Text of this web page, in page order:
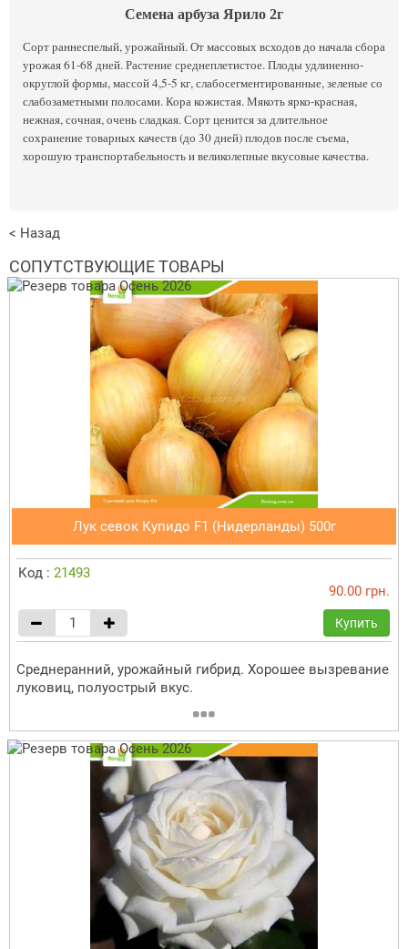
Семена арбуза Ярило 2г
Сорт раннеспелый, урожайный. От массовых всходов до начала сбора
урожая 61-68 дней. Растение среднеплетистое. Плоды удлиненно-
округлой формы, массой 4,5-5 кг, слабосегментированные, зеленые со
слабозаметными полосами. Кора кожистая. Мякоть ярко-красная,
нежная, сочная, очень сладкая. Сорт ценится за длительное
сохранение товарных качеств (до 30 дней) плодов после съема,
хорошую транспортабельность и великолепные вкусовые качества.
< Назад
СОПУТСТВУЮЩИЕ ТОВАРЫ
Лук севок Купидо F1 (Нидерланды) 500г
Код : 21493
90.00 грн.
Купить
Среднеранний, урожайный гибрид. Хорошее вызревание
луковиц, полуострый вкус.